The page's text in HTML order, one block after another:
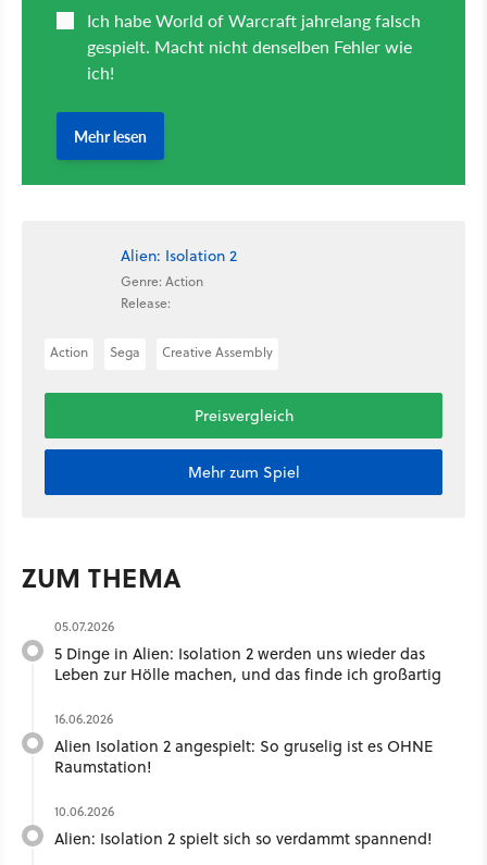
Alien: Isolation 2
Genre: Action
Release:
Action Sega Creative Assembly
Preisvergleich
Mehr zum Spiel
ZUM THEMA
05.07.2026
5 Dinge in Alien: Isolation 2 werden uns wieder das
Leben zur Hölle machen, und das finde ich großartig
16.06.2026
Alien Isolation 2 angespielt: So gruselig ist es OHNE
Raumstation!
10.06.2026
Alien: Isolation 2 spielt sich so verdammt spannend!